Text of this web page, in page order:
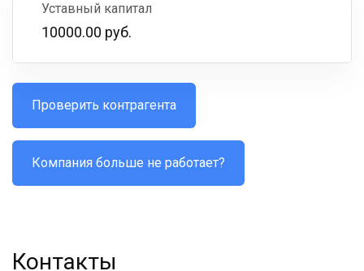
Уставный капитал
10000.00 руб.
Проверить контрагента
Компания больше не работает?
Контакты